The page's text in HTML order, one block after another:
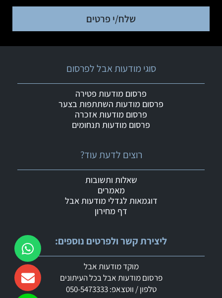
שלח/י פרטים
ליצירת קשר ולפרטים נוספים:
מוקד מודעות אבל
פרסום מודעות אבל בכל העיתונים
טלפון / ווטצאפ: 050-5473333
רוצים לדעת עוד?
שאלות ותשובות
מאמרים
דוגמאות לגדלי מודעות אבל
דף מחירון
סוגי מודעות אבל לפרסום
פרסום מודעות פטירה
פרסום מודעות השתתפות בצער
פרסום מודעות אזכרה
פרסום מודעות תנחומים